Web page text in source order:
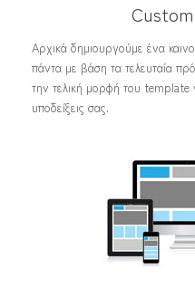
Αρχικά δημιουργούμε ένα
πάντα με βάση τα τελευταία
την τελική μορφή του template
υποδείξεις σας.